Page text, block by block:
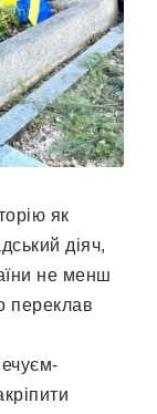
як
діяч,
не менш
переклав